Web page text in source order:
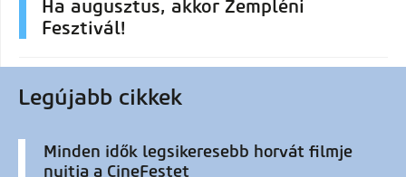
Ha augusztus, akkor Zempléni
Fesztivál!
Legújabb cikkek
Minden idők legsikeresebb horvát filmje
nyitja a CineFestet